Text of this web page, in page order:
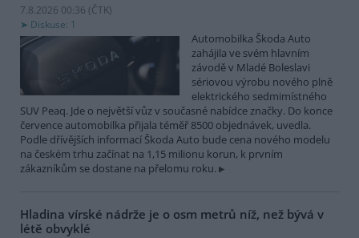
7.8.2026 00:36 (ČTK)
Diskuse: 1
Automobilka Škoda Auto
zahájila ve svém hlavním
závodě v Mladé Boleslavi
sériovou výrobu nového plně
elektrického sedmimístného
SUV Peaq. Jde o největší vůz v současné nabídce značky. Do konce
července automobilka přijala téměř 8500 objednávek, uvedla.
Podle dřívějších informací Škoda Auto bude cena nového modelu
na českém trhu začínat na 1,15 milionu korun, k prvním
zákazníkům se dostane na přelomu roku.
Hladina vírské nádrže je o osm metrů níž, než bývá v
létě obvyklé